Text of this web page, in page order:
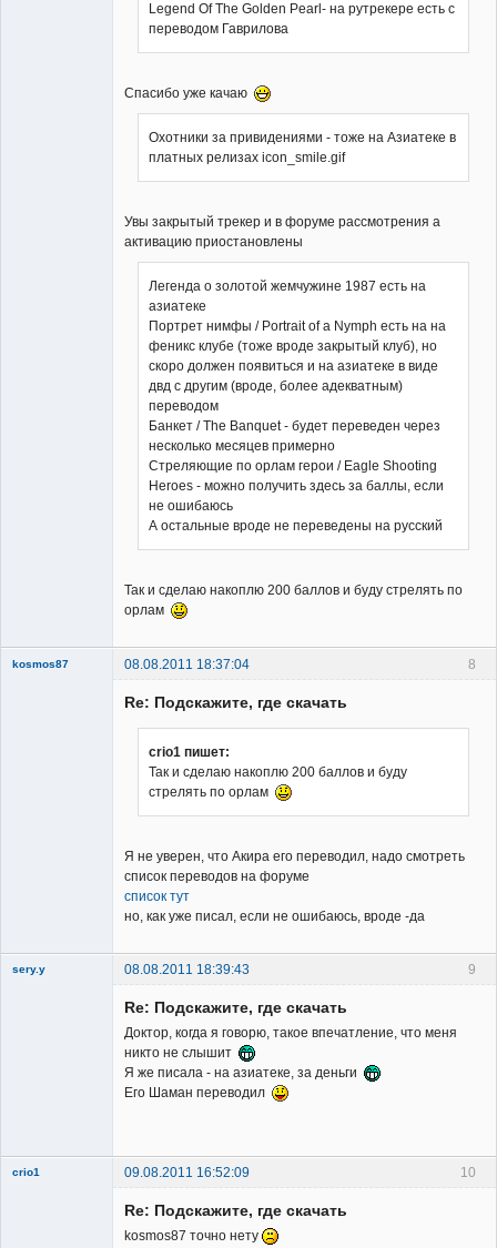
Legend Of The Golden Pearl- на рутрекере есть с
переводом Гаврилова
Спасибо уже качаю
Охотники за привидениями - тоже на Азиатеке в
платных релизах icon_smile.gif
Увы закрытый трекер и в форуме рассмотрения а
активацию приостановлены
Легенда о золотой жемчужине 1987 есть на
азиатеке
Портрет нимфы / Portrait of a Nymph есть на на
феникс клубе (тоже вроде закрытый клуб), но
скоро должен появиться и на азиатеке в виде
двд с другим (вроде, более адекватным)
переводом
Банкет / The Banquet - будет переведен через
несколько месяцев примерно
Стреляющие по орлам герои / Eagle Shooting
Heroes - можно получить здесь за баллы, если
не ошибаюсь
А остальные вроде не переведены на русский
Так и сделаю накоплю 200 баллов и буду стрелять по
орлам
8
kosmos87 08.08.2011 18:37:04
Re: Подскажите, где скачать
crio1 пишет:
Так и сделаю накоплю 200 баллов и буду
стрелять по орлам
Я не уверен, что Акира его переводил, надо смотреть
список переводов на форуме
список тут
но, как уже писал, если не ошибаюсь, вроде -да
9
sery.y 08.08.2011 18:39:43
Re: Подскажите, где скачать
Доктор, когда я говорю, такое впечатление, что меня
никто не слышит
Я же писала - на азиатеке, за деньги
Его Шаман переводил
10
crio1
09.08.2011 16:52:09
Re: Подскажите, где скачать
kosmos87 точно нету